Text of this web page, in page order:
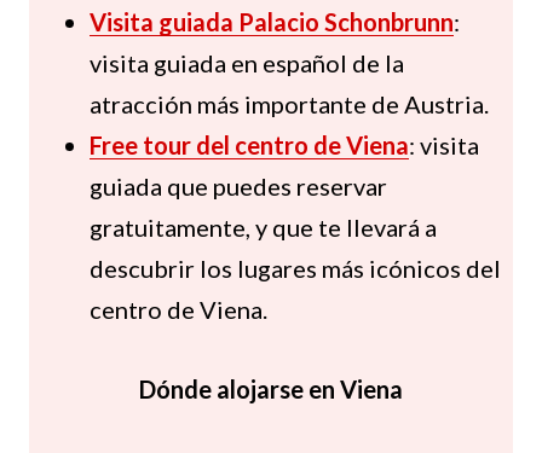
Visita guiada Palacio Schonbrunn:
visita guiada en español de la
atracción más importante de Austria.
Free tour del centro de Viena: visita
guiada que puedes reservar
gratuitamente, y que te llevará a
descubrir los lugares más icónicos del
centro de Viena.
Dónde alojarse en Viena